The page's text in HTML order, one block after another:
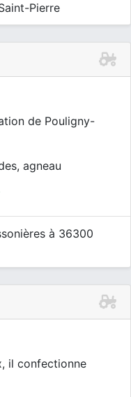
Pierre
de Pouligny-
agneau
à 36300
il confectionne